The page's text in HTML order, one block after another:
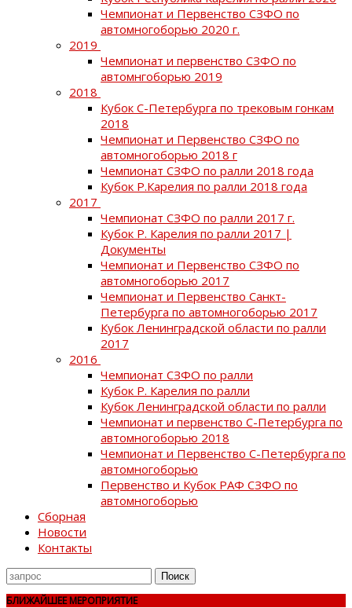
Чемпионат и Первенство СЗФО по
автомногоборью 2020 г.
2019
Чемпионат и первенство СЗФО по
автомнгоборью 2019
2018
Кубок С-Петербурга по трековым гонкам
2018
Чемпионат и Первенство СЗФО по
автомногоборью 2018 г
Чемпионат СЗФО по ралли 2018 года
Кубок Р.Карелия по ралли 2018 года
2017
Чемпионат СЗФО по ралли 2017 г.
Кубок Р. Карелия по ралли 2017 |
Документы
Чемпионат и Первенство СЗФО по
автомногоборью 2017
Чемпионат и Первенство Санкт-
Петербурга по автомногоборью 2017
Кубок Ленинградской области по ралли
2017
2016
Чемпионат СЗФО по ралли
Кубок Р. Карелия по ралли
Кубок Ленинградской области по ралли
Чемпионат и первенство С-Петербурга по
автомногоборью 2018
Чемпионат и Первенство С-Петербурга по
автомногоборью
Первенство и Кубок РАФ СЗФО по
автомногоборью
Сборная
Новости
Контакты
Поиск
для
БЛИЖАЙШЕЕ МЕРОПРИЯТИЕ